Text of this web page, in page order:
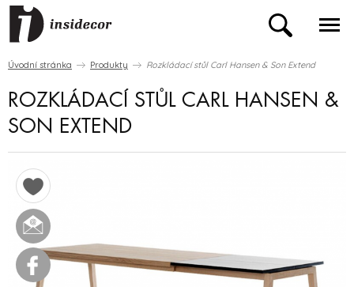
Úvodní stránka Produkty Rozkládací stůl Carl Hansen & Son Extend
ROZKLÁDACÍ STŮL CARL HANSEN &
SON EXTEND